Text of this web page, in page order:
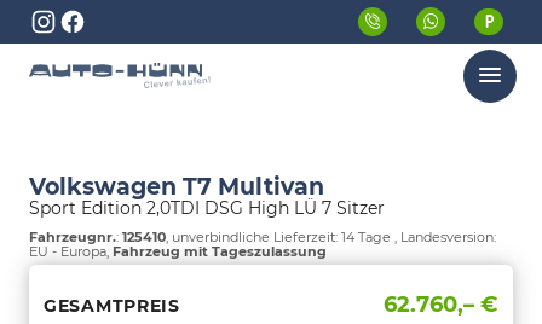
Menü
Volkswagen T7 Multivan
Sport Edition 2,0TDI DSG High LÜ 7 Sitzer
Fahrzeugnr.: 125410, unverbindliche Lieferzeit: 14 Tage , Landesversion:
EU - Europa, Fahrzeug mit Tageszulassung
GESAMTPREIS 62.760,– €